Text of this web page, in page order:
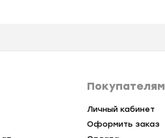
Покупателям
Личный кабинет
Оформить заказ